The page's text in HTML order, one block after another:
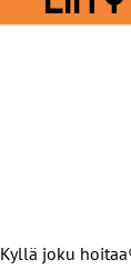
Kyllä joku